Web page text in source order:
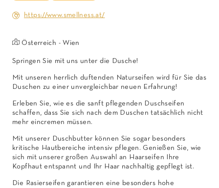
https://www.smellness.at/
Österreich - Wien
Springen Sie mit uns unter die Dusche!
Mit unseren herrlich duftenden Naturseifen wird für Sie das
Duschen zu einer unvergleichbar neuen Erfahrung!
Erleben Sie, wie es die sanft pflegenden Duschseifen
schaffen, dass Sie sich nach dem Duschen tatsächlich nicht
mehr eincremen müssen.
Mit unserer Duschbutter können Sie sogar besonders
kritische Hautbereiche intensiv pflegen. Genießen Sie, wie
sich mit unserer großen Auswahl an Haarseifen Ihre
Kopfhaut entspannt und Ihr Haar nachhaltig gepflegt ist.
Die Rasierseifen garantieren eine besonders hohe